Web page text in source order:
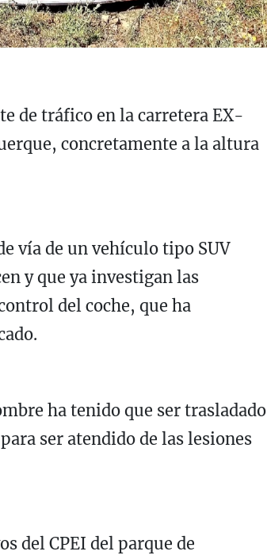
de tráfico en la carretera EX-
concretamente a la altura
vía de un vehículo tipo SUV
y que ya investigan las
del coche, que ha
ha tenido que ser trasladado
ser atendido de las lesiones
del CPEI del parque de